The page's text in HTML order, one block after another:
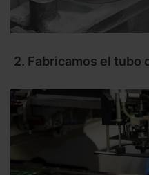
2. Fabricamos el tubo